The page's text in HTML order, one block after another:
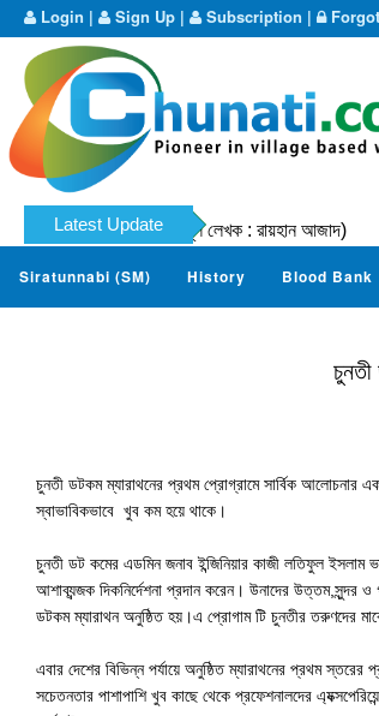
Login | Sign Up | Subscription |
Latest Update
মুহাম্মদ নাযের । (মূল লেখক : রায়হান আজাদ)
Siratunnabi (SM) History Blood Bank
চুনতী
চুনতী ডটকম ম্যারাথনের প্রথম প্রোগ্রামে সার্বিক আলোচনার এক
স্বাভাবিকভাবে খুব কম হয়ে থাকে।
চুনতী ডট কমের এডমিন জনাব ইন্জিনিয়ার কাজী লতিফুল ইসলাম
আশাব্যন্জক দিকনির্দেশনা প্রদান করেন। উনাদের
ডটকম ম্যারাথন অনুষ্ঠিত হয়।এ প্রোগাম টি চুনতীর তরুণদের
এবার দেশের বিভিন্ন পর্যায়ে অনুষ্ঠিত ম্যারাথনের প্রথম
সচেতনতার পাশাপাশি খুব কাছে থেকে প্রফেশনালদের